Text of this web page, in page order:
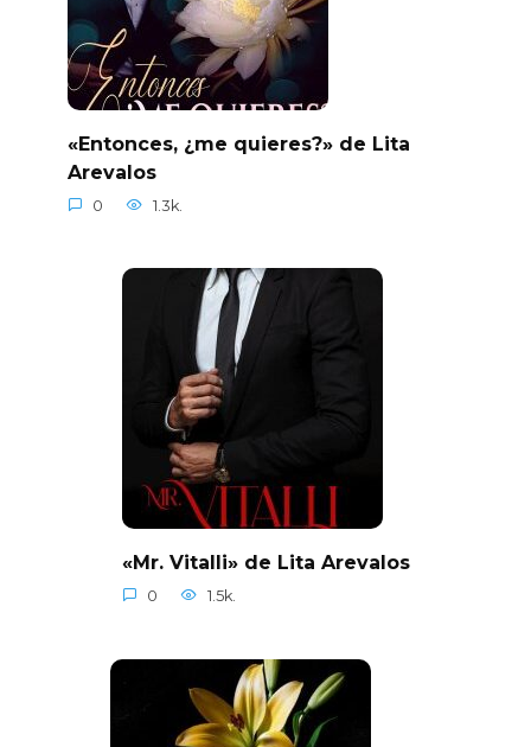
«Entonces, ¿me quieres?» de Lita
Arevalos
0 1.3k.
«Mr. Vitalli» de Lita Arevalos
0 1.5k.